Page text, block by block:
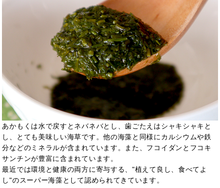
あかもくは水で戻すとネバネバとし、歯ごたえはシャキシャキと
し、とても美味しい海草です。他の海藻と同様にカルシウムや鉄
分などのミネラルが含まれています。また、フコイダンとフコキ
サンチンが豊富に含まれています。
最近では環境と健康の両方に寄与する、"植えて良し、食べてよ
し"のスーパー海藻として認められてきています。